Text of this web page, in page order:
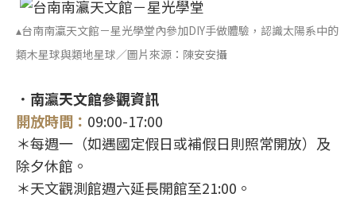
▴台南南瀛天文館－星光學堂內參加DIY手做體驗，認識太陽系中的
類木星球與類地星球／圖片來源：陳安安攝
．南瀛天文館參觀資訊
開放時間： 09:00-17:00
＊每週一（如遇國定假日或補假日則照常開放）及
除夕休館。
＊天文觀測館週六延長開館至21:00。